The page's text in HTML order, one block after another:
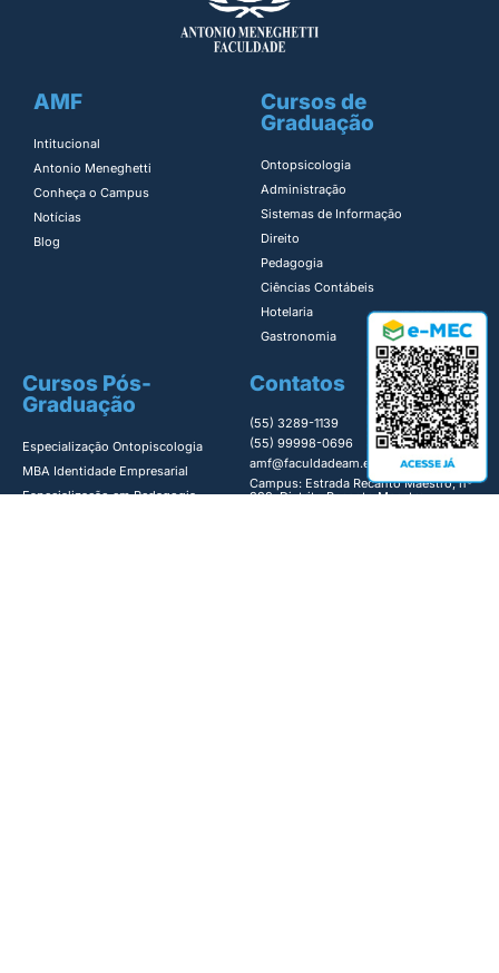
AMF
Intitucional
Antonio Meneghetti
Conheça o Campus
Notícias
Blog
Cursos de
Graduação
Ontopsicologia ​
Administração​
Sistemas de Informação​
Direito​
Pedagogia
Ciências Contábeis
Hotelaria
Gastronomia
Cursos Pós-
Graduação
Especialização Ontopiscologia ​
MBA Identidade Empresarial​
Especialização em Pedagogia
Contatos
(55) 3289-1139
(55) 99998-0696
amf@faculdadeam.edu.br
Campus: Estrada Recanto Maestro, nº
338, Distrito Recanto Maestro,